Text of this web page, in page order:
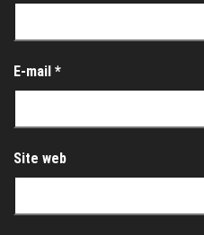
E-mail *
Site web